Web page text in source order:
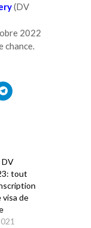
(DV
2022
chance.
Cliquez
pour
DV
tout
visa de